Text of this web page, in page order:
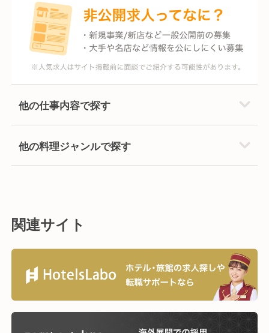
他の仕事内容で探す
他の料理ジャンルで探す
関連サイト